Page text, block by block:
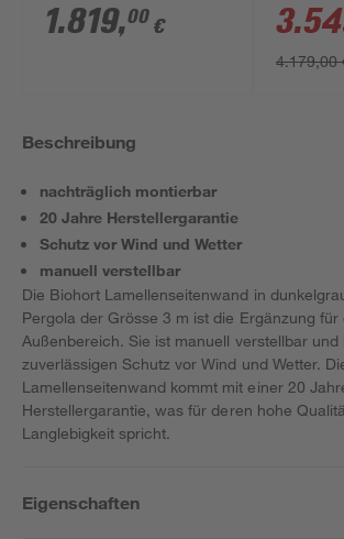
metallic 235 x 10 x
327 cm
1.819,00 €
312 cm
4.179,00
Beschreibung
nachträglich montierbar
20 Jahre Herstellergarantie
Schutz vor Wind und Wetter
manuell verstellbar
Die Biohort Lamellenseitenwand in
Pergola der Grösse 3 m ist die Ergänzung für
Außenbereich. Sie ist manuell verstellbar und
zuverlässigen Schutz vor Wind und Wetter.
Lamellenseitenwand kommt mit einer 20
Herstellergarantie, was für deren hohe
Langlebigkeit spricht.
Eigenschaften